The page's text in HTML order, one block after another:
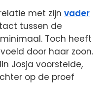
met zijn vader
tussen de
Toch heeft
door haar zoon.
Josja voorstelde,
op de proef